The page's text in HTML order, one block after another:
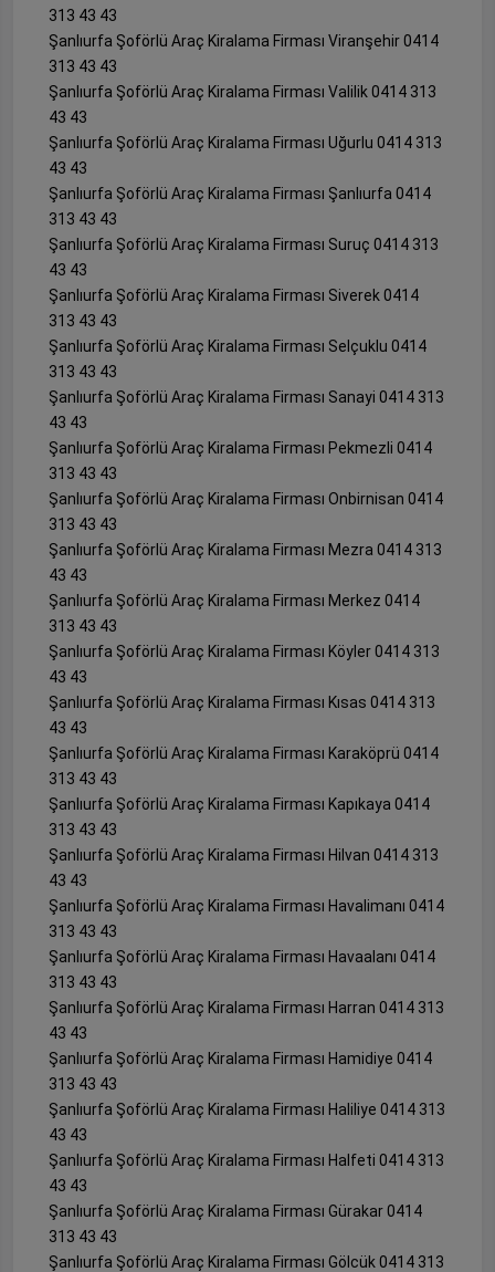
313 43 43
Şanlıurfa Şoförlü Araç Kiralama Firması Viranşehir 0414
313 43 43
Şanlıurfa Şoförlü Araç Kiralama Firması Valilik 0414 313
43 43
Şanlıurfa Şoförlü Araç Kiralama Firması Uğurlu 0414 313
43 43
Şanlıurfa Şoförlü Araç Kiralama Firması Şanlıurfa 0414
313 43 43
Şanlıurfa Şoförlü Araç Kiralama Firması Suruç 0414 313
43 43
Şanlıurfa Şoförlü Araç Kiralama Firması Siverek 0414
313 43 43
Şanlıurfa Şoförlü Araç Kiralama Firması Selçuklu 0414
313 43 43
Şanlıurfa Şoförlü Araç Kiralama Firması Sanayi 0414 313
43 43
Şanlıurfa Şoförlü Araç Kiralama Firması Pekmezli 0414
313 43 43
Şanlıurfa Şoförlü Araç Kiralama Firması Onbirnisan 0414
313 43 43
Şanlıurfa Şoförlü Araç Kiralama Firması Mezra 0414 313
43 43
Şanlıurfa Şoförlü Araç Kiralama Firması Merkez 0414
313 43 43
Şanlıurfa Şoförlü Araç Kiralama Firması Köyler 0414 313
43 43
Şanlıurfa Şoförlü Araç Kiralama Firması Kısas 0414 313
43 43
Şanlıurfa Şoförlü Araç Kiralama Firması Karaköprü 0414
313 43 43
Şanlıurfa Şoförlü Araç Kiralama Firması Kapıkaya 0414
313 43 43
Şanlıurfa Şoförlü Araç Kiralama Firması Hilvan 0414 313
43 43
Şanlıurfa Şoförlü Araç Kiralama Firması Havalimanı 0414
313 43 43
Şanlıurfa Şoförlü Araç Kiralama Firması Havaalanı 0414
313 43 43
Şanlıurfa Şoförlü Araç Kiralama Firması Harran 0414 313
43 43
Şanlıurfa Şoförlü Araç Kiralama Firması Hamidiye 0414
313 43 43
Şanlıurfa Şoförlü Araç Kiralama Firması Haliliye 0414 313
43 43
Şanlıurfa Şoförlü Araç Kiralama Firması Halfeti 0414 313
43 43
Şanlıurfa Şoförlü Araç Kiralama Firması Gürakar 0414
313 43 43
Şanlıurfa Şoförlü Araç Kiralama Firması Gölcük 0414 313